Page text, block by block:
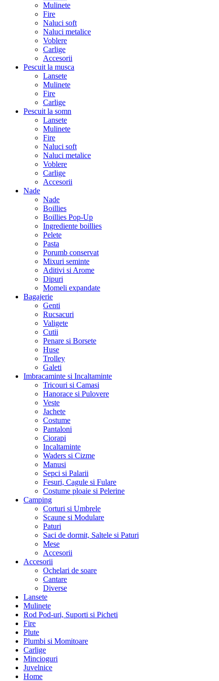
Mulinete
Fire
Naluci soft
Naluci metalice
Voblere
Carlige
Accesorii
Pescuit la musca
Lansete
Mulinete
Fire
Carlige
Pescuit la somn
Lansete
Mulinete
Fire
Naluci soft
Naluci metalice
Voblere
Carlige
Accesorii
Nade
Nade
Boillies
Boillies Pop-Up
Ingrediente boillies
Pelete
Pasta
Porumb conservat
Mixuri seminte
Aditivi si Arome
Dipuri
Momeli expandate
Bagajerie
Genti
Rucsacuri
Valigete
Cutii
Penare si Borsete
Huse
Trolley
Galeti
Imbracaminte si Incaltaminte
Tricouri si Camasi
Hanorace si Pulovere
Veste
Jachete
Costume
Pantaloni
Ciorapi
Incaltaminte
Waders si Cizme
Manusi
Sepci si Palarii
Fesuri, Cagule si Fulare
Costume ploaie si Pelerine
Camping
Corturi si Umbrele
Scaune si Modulare
Paturi
Saci de dormit, Saltele si Paturi
Mese
Accesorii
Accesorii
Ochelari de soare
Cantare
Diverse
Lansete
Mulinete
Rod Pod-uri, Suporti si Picheti
Fire
Plute
Plumbi si Momitoare
Carlige
Mincioguri
Juvelnice
Home